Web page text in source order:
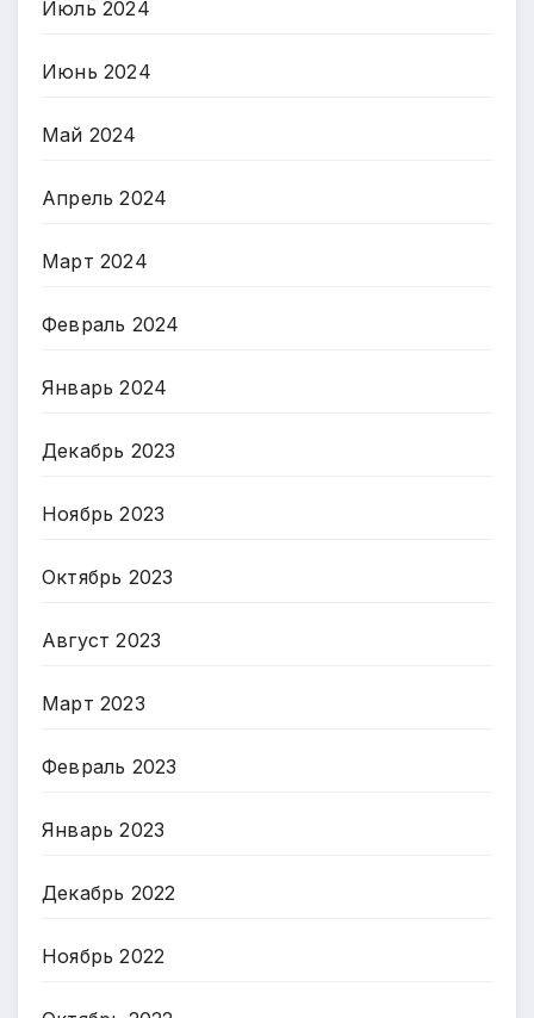
Июль 2024
Июнь 2024
Май 2024
Апрель 2024
Март 2024
Февраль 2024
Январь 2024
Декабрь 2023
Ноябрь 2023
Октябрь 2023
Август 2023
Март 2023
Февраль 2023
Январь 2023
Декабрь 2022
Ноябрь 2022